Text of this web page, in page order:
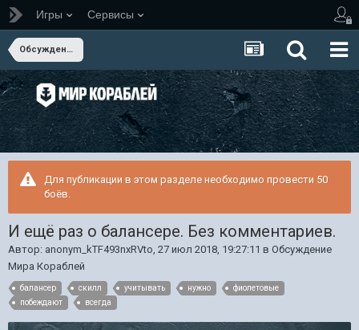
Игры Сервисы
Обсуждение Мира Кораблей
Для публикации в этом разделе необходимо провести 50
боёв.
И ещё раз о балансере. Без комментариев.
Автор: anonym_kTF493nxRVto, 27 июл 2018, 19:27:11 в Обсуждение
Мира Кораблей
балансер скилл учитывать нужно
фиолетовые
побеждают
всегда